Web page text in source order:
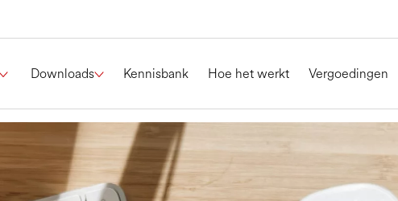
Downloads Kennisbank Hoe het werkt Vergoedingen